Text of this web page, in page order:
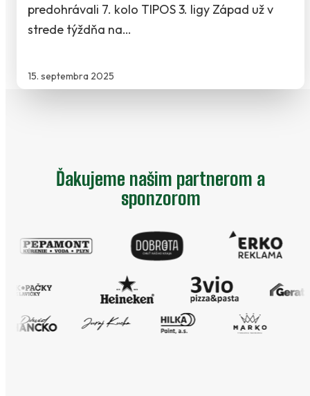
15. septembra 2025
predohrávali 7. kolo TIPOS 3. ligy Západ už v
strede týždňa na…
Ďakujeme našim partnerom a
sponzorom